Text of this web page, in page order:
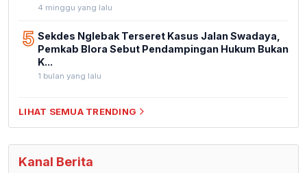
4 minggu yang lalu
5 Sekdes Nglebak Terseret Kasus Jalan Swadaya,
Pemkab Blora Sebut Pendampingan Hukum Bukan
K...
1 bulan yang lalu
LIHAT SEMUA TRENDING
Kanal Berita